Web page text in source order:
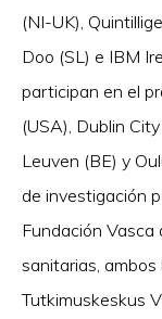
(NI-UK),
Doo (SL) e IBM
participan en el
(USA), Dublin
Leuven (BE) y
de investigación
Fundación Vasca
sanitarias, ambos
Tutkimuskeskus